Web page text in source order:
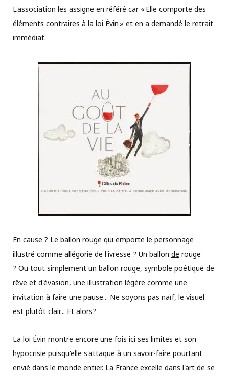
L'association les assigne en référé car « Elle comporte des
éléments contraires à la loi Évin » et en a demandé le retrait
immédiat.
En cause ? Le ballon rouge qui emporte le personnage
illustré comme allégorie de l'ivresse ? Un ballon de rouge
? Ou tout simplement un ballon rouge, symbole poétique de
rêve et d'évasion, une illustration légère comme une
invitation à faire une pause... Ne soyons pas naïf, le visuel
est plutôt clair... Et alors?
La loi Évin montre encore une fois ici ses limites et son
hypocrisie puisqu'elle s'attaque à un savoir-faire pourtant
envié dans le monde entier. La France excelle dans l'art de se